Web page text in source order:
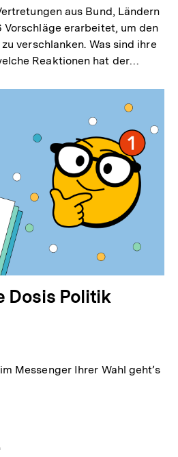
aus Bund, Ländern
Vorschläge erarbeitet, um den
verschlanken. Was sind ihre
Reaktionen hat der…
Dosis Politik
Messenger Ihrer Wahl geht’s